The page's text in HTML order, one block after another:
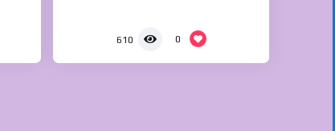
0
610